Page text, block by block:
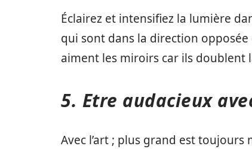
Éclairez et intensifiez la lumière
qui sont dans la direction
aiment les miroirs car ils doublent
5. Etre audacieux
Avec l’art ; plus grand est toujours